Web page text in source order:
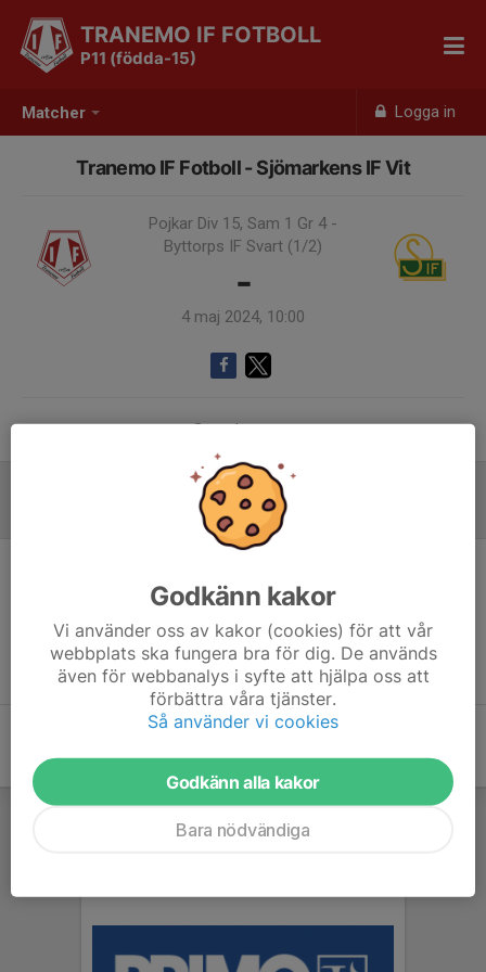
Matcher Logga in
TRANEMO IF FOTBOLL
P11 (födda-15)
Tranemo IF Fotboll - Sjömarkens IF Vit
Pojkar Div 15, Sam 1 Gr 4 -
Byttorps IF Svart (1/2)
-
4 maj 2024, 10:00
Samling 09:00
Inget referat skrivet
Godkänn kakor
Vi använder oss av kakor (cookies) för att vår
webbplats ska fungera bra för dig. De används
även för webbanalys i syfte att hjälpa oss att
förbättra våra tjänster.
Så använder vi cookies
Godkänn alla kakor
Bara nödvändiga